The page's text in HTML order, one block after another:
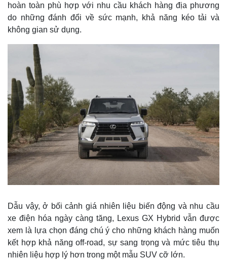
hoàn toàn phù hợp với nhu cầu khách hàng địa phương
do những đánh đổi về sức mạnh, khả năng kéo tải và
không gian sử dụng.
Dẫu vậy, ở bối cảnh giá nhiên liệu biến động và nhu cầu
xe điện hóa ngày càng tăng, Lexus GX Hybrid vẫn được
xem là lựa chọn đáng chú ý cho những khách hàng muốn
kết hợp khả năng off-road, sự sang trọng và mức tiêu thụ
nhiên liệu hợp lý hơn trong một mẫu SUV cỡ lớn.